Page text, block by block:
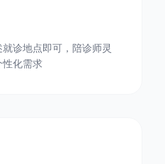
诊地点即可，陪诊师灵
化需求